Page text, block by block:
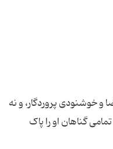
و خوشنودی پروردگار، و نه
گناهان او را پاک